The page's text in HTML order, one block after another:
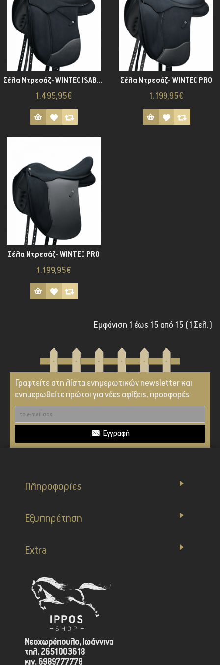
Σέλα Ντρεσάζ- WINTEC ISABELL
1.495,95€
Σέλα Ντρεσάζ- WINTEC PRO
1.199,95€
Σέλα Ντρεσάζ- WINTEC PRO
1.199,95€
Εμφάνιση 1 έως 15 από 15 (1 Σελ.)
Γραφτείτε στη λίστα ενημερωτικών newsletter και
ενημερωθείτε πρώτοι για νέες αφίξεις, προσφορές
Εγγραφή
Πληροφορίες
Εξυπηρέτηση
Extra
Νεοχωρόπουλο, Ιωάννινα
τηλ. 2651003618
κιν. 6989777778